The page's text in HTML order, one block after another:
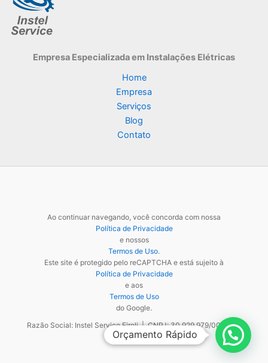
Empresa Especializadaem Instalações Elétricas
Home
Empresa
Serviços
Blog
Contato
Ao continuar navegando, você concorda com nossa
Política de Privacidade
e nossos
Termos de Uso.
Este site é protegido pelo reCAPTCHA e está sujeito à
Política de Privacidade
e aos
Termos de Uso
do Google.
Razão Social: Instel Service Eireli | CNPJ: 30.929.979/0001-48
Orçamento Rápido